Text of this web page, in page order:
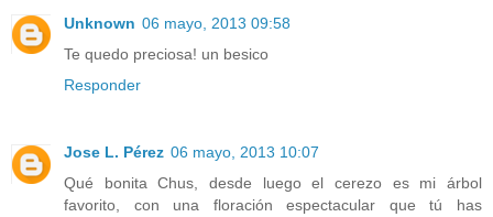
Unknown 06 mayo, 2013 09:58
Te quedo preciosa! un besico
Responder
Jose L. Pérez 06 mayo, 2013 10:07
Qué bonita Chus, desde luego el cerezo es mi árbol
favorito, con una floración espectacular que tú has